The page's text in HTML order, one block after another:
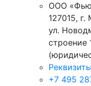
ООО
127015, г.
ул.
строение
+7 495